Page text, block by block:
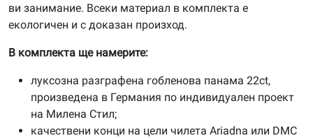
ви занимание. Всеки материал в комплекта е
екологичен и с доказан произход.
В комплекта ще намерите:
луксозна разграфена гобленова панама 22ct,
произведена в Германия по индивидуален проект
на Милена Стил;
качествени конци на цели чилета Ariadna или DMC